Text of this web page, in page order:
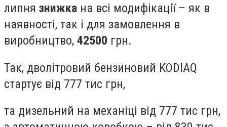
липня знижка на всі модифікації – як в
наявності, так і для замовлення в
виробництво, 42500 грн.
Так, дволітровий бензиновий KODIAQ
стартує від 777 тис грн,
та дизельний на механіці від 777 тис грн,